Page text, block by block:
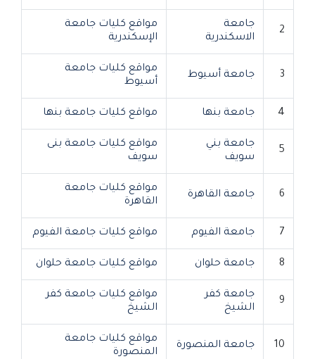
2
جامعة
الاسكندرية
مواقع كليات جامعة
الإسكندرية
3 جامعة أسيوط
مواقع كليات جامعة
أسيوط
4 جامعة بنها مواقع كليات جامعة بنها
5
جامعة بني
سويف
مواقع كليات جامعة بنى
سويف
6 جامعة القاهرة
مواقع كليات جامعة
القاهرة
7 جامعة الفيوم مواقع كليات جامعة الفيوم
8 جامعة حلوان مواقع كليات جامعة حلوان
9
جامعة كفر
الشيخ
مواقع كليات جامعة كفر
الشيخ
10 جامعة المنصورة
مواقع كليات جامعة
المنصورة